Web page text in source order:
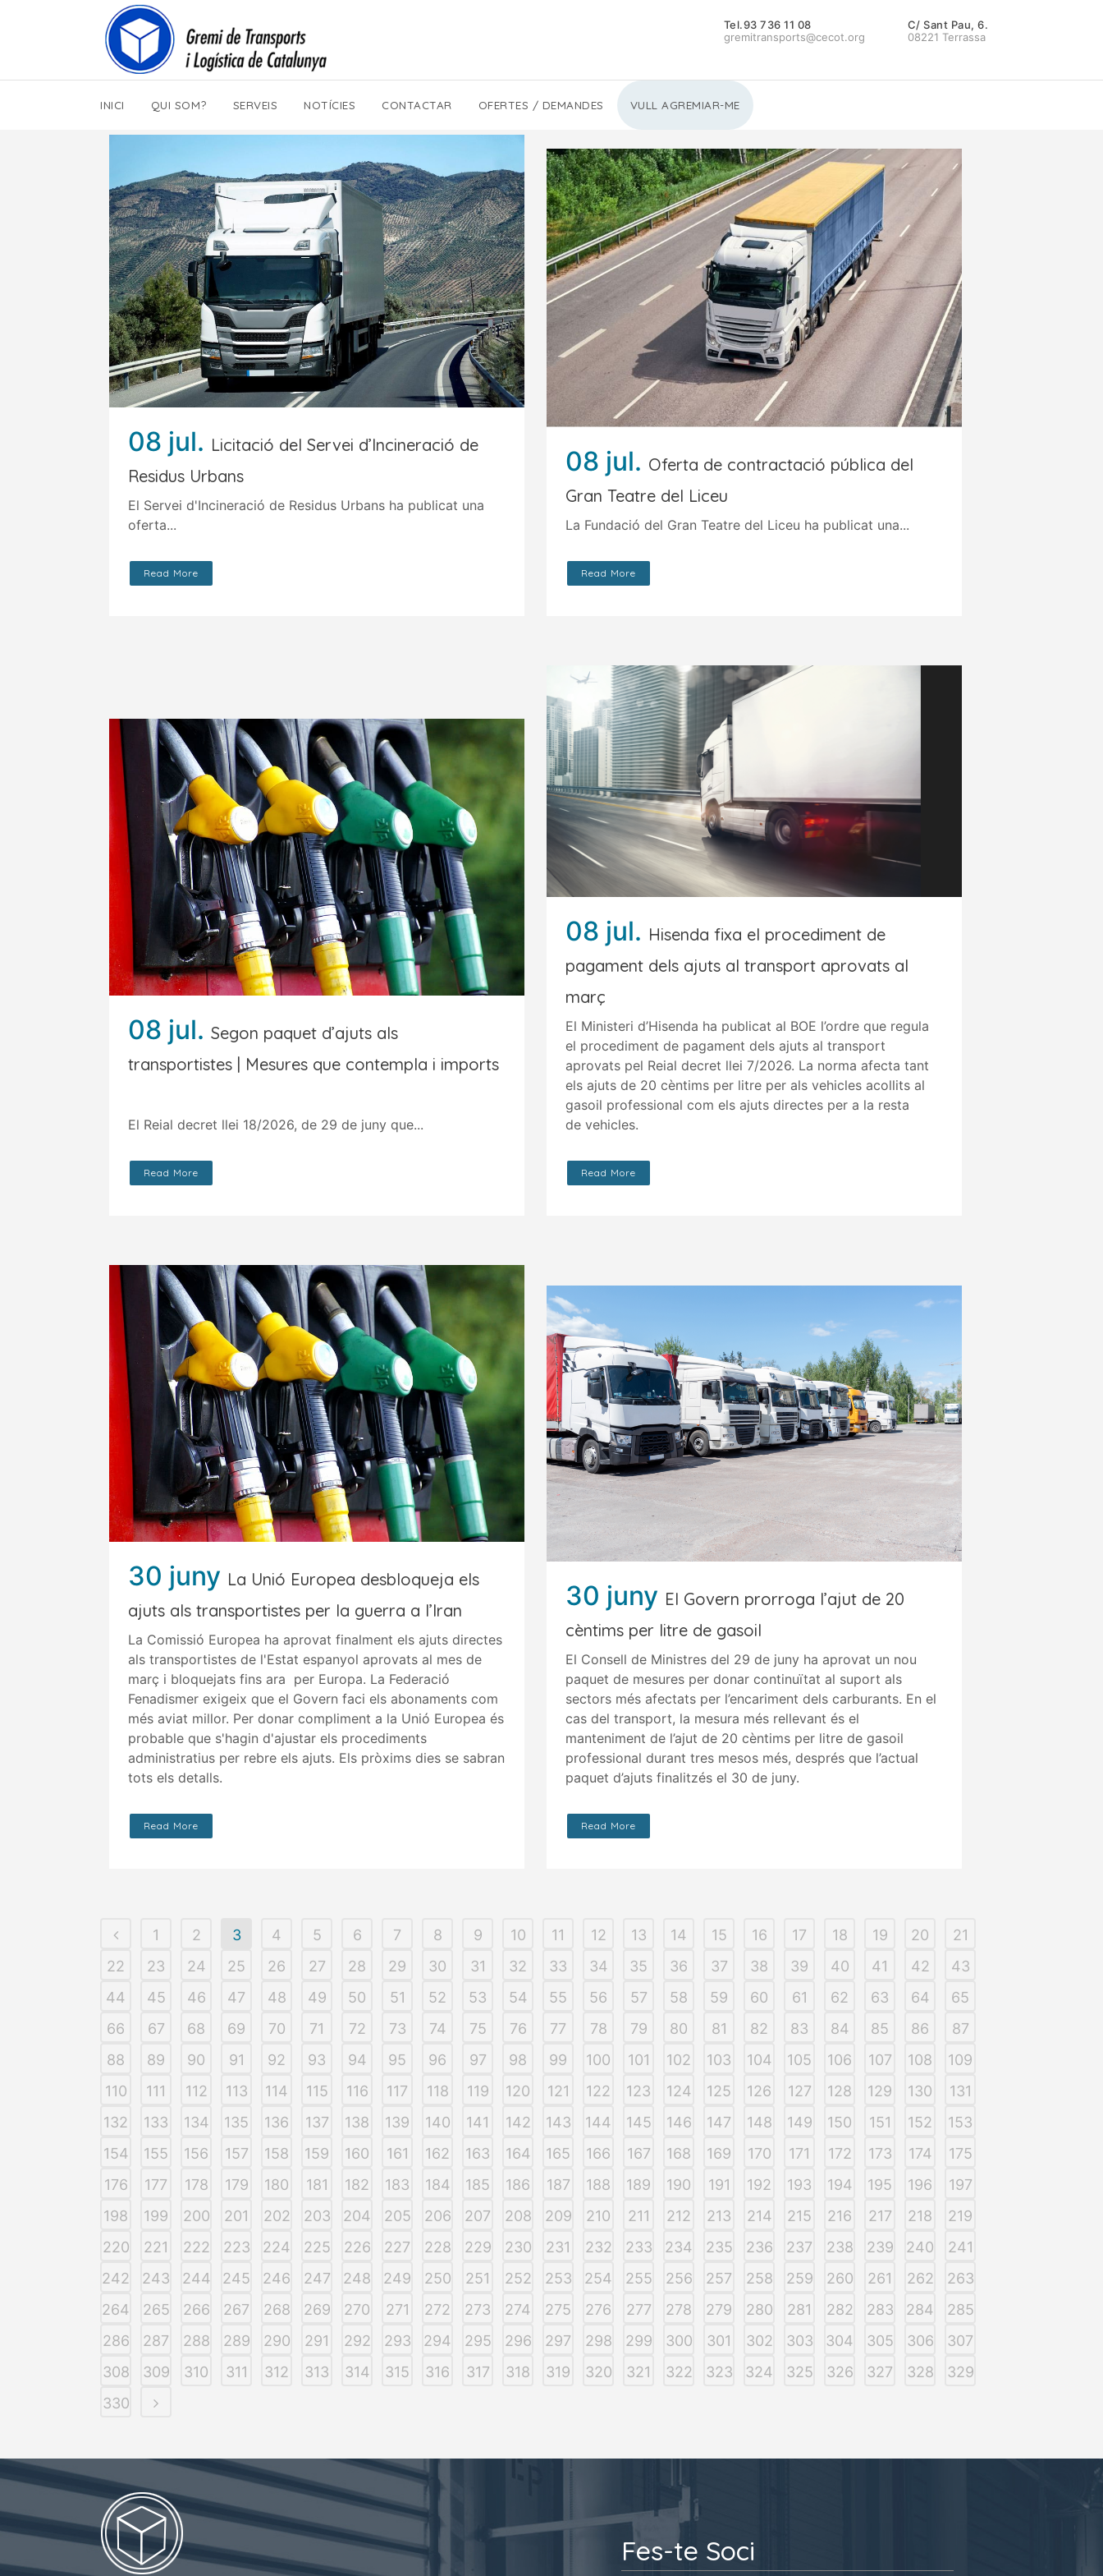
Tel.93 736 11 08
gremitransports@cecot.org
C/ Sant Pau, 6.
08221 Terrassa
INICI QUI SOM? SERVEIS NOTÍCIES CONTACTAR OFERTES / DEMANDES VULL AGREMIAR-ME
08 jul. Licitació del Servei d’Incineració de
Residus Urbans
El Servei d'Incineració de Residus Urbans ha publicat una
oferta...
Read More
08 jul. Oferta de contractació pública del
Gran Teatre del Liceu
La Fundació del Gran Teatre del Liceu ha publicat una...
Read More
08 jul. Segon paquet d’ajuts als
transportistes | Mesures que contempla i imports
El Reial decret llei 18/2026, de 29 de juny que...
Read More
08 jul. Hisenda fixa el procediment de
pagament dels ajuts al transport aprovats al
març
El Ministeri d’Hisenda ha publicat al BOE l’ordre que regula
el procediment de pagament dels ajuts al transport
aprovats pel Reial decret llei 7/2026. La norma afecta tant
els ajuts de 20 cèntims per litre per als vehicles acollits al
gasoil professional com els ajuts directes per a la resta
de vehicles.
Read More
30 juny La Unió Europea desbloqueja els
ajuts als transportistes per la guerra a l’Iran
La Comissió Europea ha aprovat finalment els ajuts directes
als transportistes de l'Estat espanyol aprovats al mes de
març i bloquejats fins ara per Europa. La Federació
Fenadismer exigeix que el Govern faci els abonaments com
més aviat millor. Per donar compliment a la Unió Europea és
probable que s'hagin d'ajustar els procediments
administratius per rebre els ajuts. Els pròxims dies se sabran
tots els detalls.
Read More
30 juny El Govern prorroga l’ajut de 20
cèntims per litre de gasoil
El Consell de Ministres del 29 de juny ha aprovat un nou
paquet de mesures per donar continuïtat al suport als
sectors més afectats per l’encariment dels carburants. En el
cas del transport, la mesura més rellevant és el
manteniment de l’ajut de 20 cèntims per litre de gasoil
professional durant tres mesos més, després que l’actual
paquet d’ajuts finalitzés el 30 de juny.
Read More
1 2 3 4 5 6 7 8 9 10 11 12 13 14 15 16 17 18 19 20
21
22
23 24 25 26 27 28 29 30 31 32 33 34 35 36 37 38 39 40 41 42
43
44
45 46 47 48 49 50 51 52 53 54 55 56 57 58 59 60 61 62 63 64
65
66
67 68 69 70 71 72 73 74 75 76 77 78 79 80 81 82 83 84 85 86
87
88
89 90 91 92 93 94 95 96 97 98 99 100 101 102 103 104 105 106 107 108
109
110
111 112 113 114 115 116 117 118 119 120 121 122 123 124 125 126 127 128 129 130
131
132
133 134 135 136 137 138 139 140 141 142 143 144 145 146 147 148 149 150 151 152
153
154
155 156 157 158 159 160 161 162 163 164 165 166 167 168 169 170 171 172 173 174
175
176
177 178 179 180 181 182 183 184 185 186 187 188 189 190 191 192 193 194 195 196
197
198
199 200 201 202 203 204 205 206 207 208 209 210 211 212 213 214 215 216 217 218
219
220
221 222 223 224 225 226 227 228 229 230 231 232 233 234 235 236 237 238 239 240
241
242
243 244 245 246 247 248 249 250 251 252 253 254 255 256 257 258 259 260 261 262
263
264
265 266 267 268 269 270 271 272 273 274 275 276 277 278 279 280 281 282 283 284
285
286
287 288 289 290 291 292 293 294 295 296 297 298 299 300 301 302 303 304 305 306
307
308
309 310 311 312 313 314 315 316 317 318 319 320 321 322 323 324 325 326 327 328
329
330
Fes-te Soci